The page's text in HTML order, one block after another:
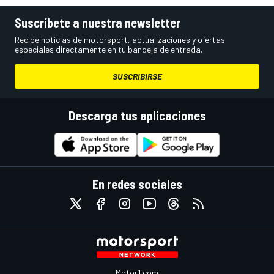
Suscríbete a nuestra newsletter
Recibe noticias de motorsport, actualizaciones y ofertas
especiales directamente en tu bandeja de entrada.
SUSCRIBIRSE
Descarga tus aplicaciones
En redes sociales